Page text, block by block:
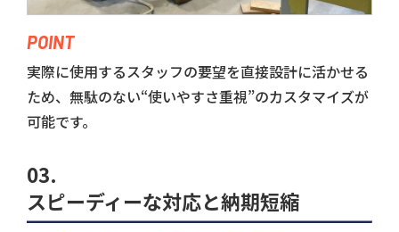
POINT
実際に使用するスタッフの要望を直接設計に活かせる
ため、無駄のない“使いやすさ重視”のカスタマイズが
可能です。
03.
スピーディーな対応と納期短縮